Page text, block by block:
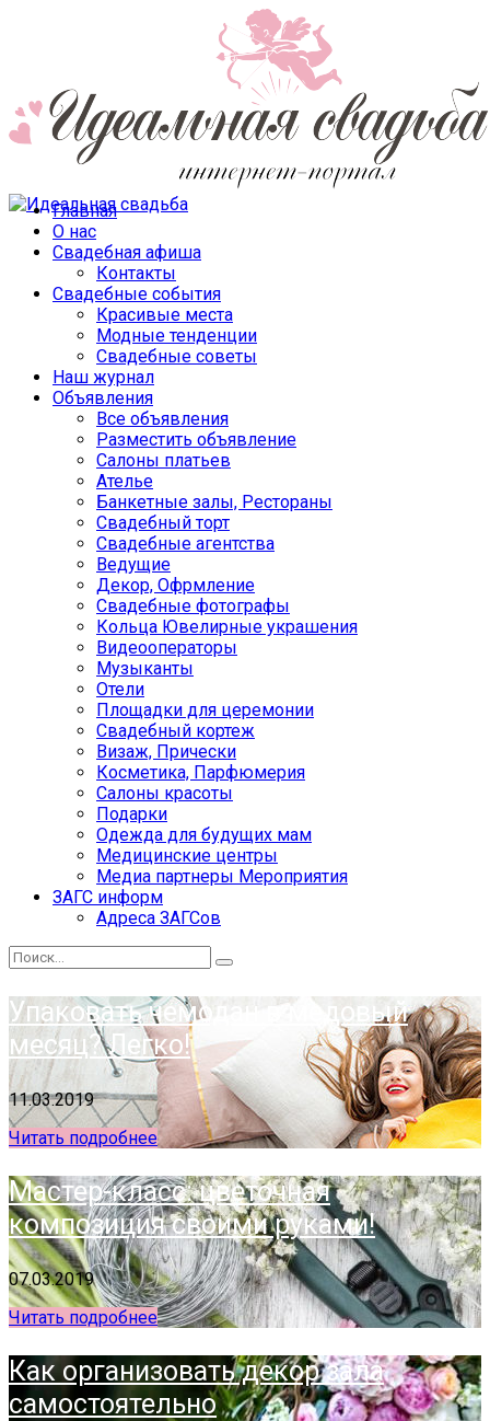
Главная
О нас
Свадебная афиша
Контакты
Свадебные события
Красивые места
Модные тенденции
Свадебные советы
Наш журнал
Объявления
Все объявления
Разместить объявление
Салоны платьев
Ателье
Банкетные залы, Рестораны
Свадебный торт
Свадебные агентства
Ведущие
Декор, Офрмление
Свадебные фотографы
Кольца Ювелирные украшения
Видеооператоры
Музыканты
Отели
Площадки для церемонии
Свадебный кортеж
Визаж, Прически
Косметика, Парфюмерия
Салоны красоты
Подарки
Одежда для будущих мам
Медицинские центры
Медиа партнеры Мероприятия
ЗАГС информ
Адреса ЗАГСов
Упаковать чемодан в медовый
месяц? Легко!
11.03.2019
Читать подробнее
Мастер-класс: цветочная
композиция своими руками!
07.03.2019
Читать подробнее
Как организовать декор зала
самостоятельно